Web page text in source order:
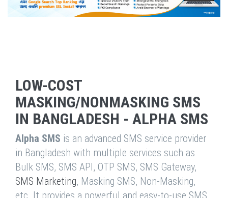
LOW-COST
MASKING/NONMASKING SMS
IN BANGLADESH - ALPHA SMS
Alpha SMS is an advanced SMS service provider
in Bangladesh with multiple services such as
Bulk SMS, SMS API, OTP SMS, SMS Gateway,
SMS Marketing, Masking SMS, Non-Masking,